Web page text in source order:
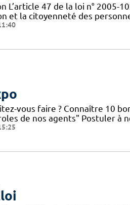
L’article 47 de la loi n° 2005-
et la citoyenneté des
vous faire ? Connaître 10
de nos agents" Postuler à